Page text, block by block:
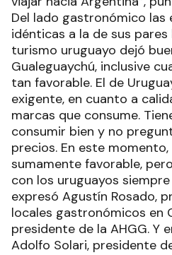
Del lado gastronómico las
idénticas a la de sus
turismo uruguayo dejó
Gualeguaychú, inclusive
tan favorable. El de
exigente, en cuanto a
marcas que consume.
consumir bien y no
precios. En este
sumamente favorable,
con los uruguayos siempre
expresó Agustín Rosado,
locales gastronómicos en
presidente de la AHGG. Y
Adolfo Solari, presidente